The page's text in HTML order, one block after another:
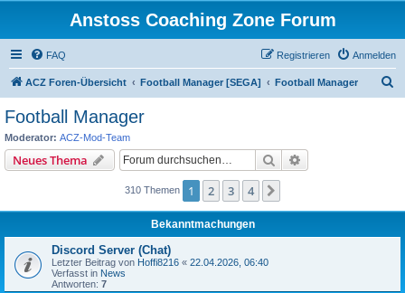
Anstoss Coaching Zone Forum
FAQ Anmelden
Registrieren
ACZ Foren-Übersicht Football Manager [SEGA] Football Manager
Football Manager
Moderator: ACZ-Mod-Team
Neues Thema Suche
310 Themen 1 2 3 4
Bekanntmachungen
Discord Server (Chat)
Letzter Beitrag von Hoffi8216 « 22.04.2026, 06:40
Verfasst in News
Antworten: 7